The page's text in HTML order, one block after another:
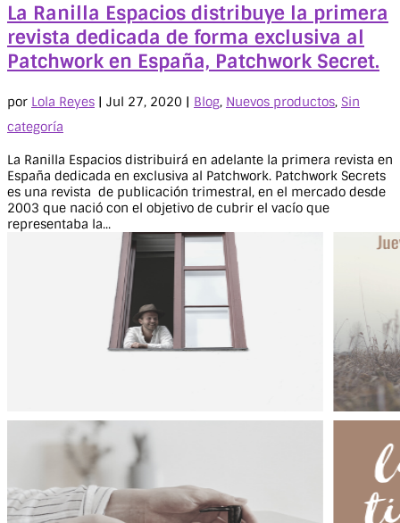
La Ranilla Espacios distribuye la primera
revista dedicada de forma exclusiva al
Patchwork en España, Patchwork Secret.
por Lola Reyes | Jul 27, 2020 | Blog, Nuevos productos, Sin
categoría
La Ranilla Espacios distribuirá en adelante la primera revista en
España dedicada en exclusiva al Patchwork. Patchwork Secrets
es una revista de publicación trimestral, en el mercado desde
2003 que nació con el objetivo de cubrir el vacío que
representaba la...